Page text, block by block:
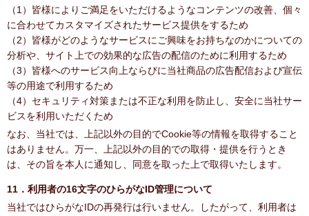
（1）皆様によりご満足をいただけるようなコンテンツの改善、個々
に合わせてカスタマイズされたサービス提供をするため
（2）皆様がどのようなサービスにご興味をお持ちなのかについての
分析や、サイト上での効果的な広告の配信のために利用するため
（3）皆様へのサービス向上ならびに当社商品の広告配信および宣伝
等の用途で利用するため
（4）セキュリティ対策または不正な利用を防止し、安全に当社サー
ビスを利用いただくため
なお、当社では、上記以外の目的でCookie等の情報を取得すること
はありません。万一、上記以外の目的での取得・提供を行うとき
は、その旨を本人に通知し、同意を取った上で取得いたします。
11．利用者の16文字のひらがなID管理について
当社ではひらがなIDの再発行は行いません。したがって、利用者は